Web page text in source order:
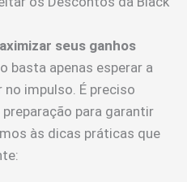
seus ganhos
basta apenas esperar a
impulso. É preciso
para garantir
às dicas práticas que